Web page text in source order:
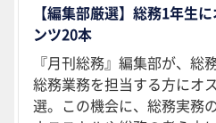
【編集部厳選】総務1年生
ンツ20本
『月刊総務』編集部が、総
総務業務を担当する方にオ
選。この機会に、総務実務